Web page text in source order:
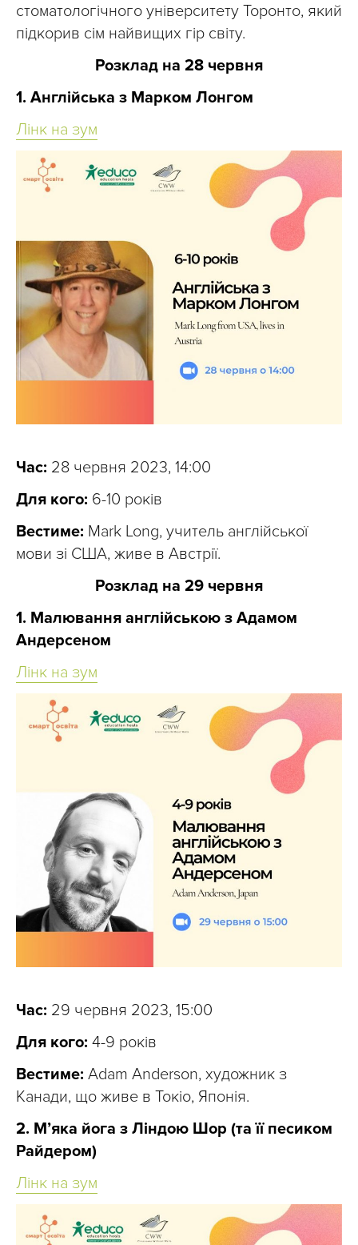
стоматологічного університету Торонто, який
підкорив сім найвищих гір світу.
Розклад на 28 червня
1. Англійська з Марком Лонгом
Лінк на зум
Час: 28 червня 2023, 14:00
Для кого: 6-10 років
Вестиме: Mark Long, учитель англійської
мови зі США, живе в Австрії.
Розклад на 29 червня
1. Малювання англійською з Адамом
Андерсеном
Лінк на зум
Час: 29 червня 2023, 15:00
Для кого: 4-9 років
Вестиме: Adam Anderson, художник з
Канади, що живе в Токіо, Японія.
2. М’яка йога з Ліндою Шор (та її песиком
Райдером)
Лінк на зум